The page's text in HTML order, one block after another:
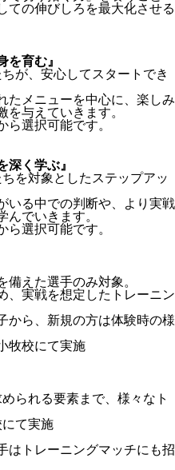
ての伸びしろを最大化させる
を育む』
が、安心してスタートでき
たメニューを中心に、楽しみ
を与えていきます。
ら選択可能です。
深く学ぶ』
を対象としたステップアッ
いる中での判断や、より実戦
んでいきます。
ら選択可能です。
えた選手のみ対象。
、実戦を想定したトレーニン
から、新規の方は体験時の様
牧校にて実施
られる要素まで、様々なト
て実施
はトレーニングマッチにも招